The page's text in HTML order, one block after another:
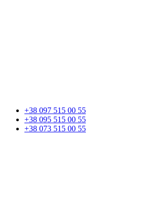
+38 097 515 00 55
+38 095 515 00 55
+38 073 515 00 55